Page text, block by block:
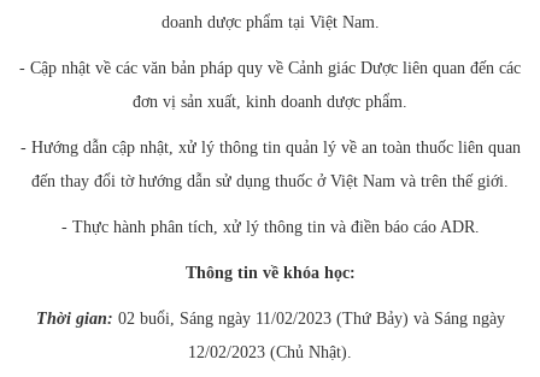
CỰU NGƯỜI HỌC
doanh dược phẩm tại Việt Nam.
- Cập nhật về các văn bản pháp quy về Cảnh giác Dược liên quan đến các
đơn vị sản xuất, kinh doanh dược phẩm.
- Hướng dẫn cập nhật, xử lý thông tin quản lý về an toàn thuốc liên quan
đến thay đổi tờ hướng dẫn sử dụng thuốc ở Việt Nam và trên thế giới.
- Thực hành phân tích, xử lý thông tin và điền báo cáo ADR.
Thông tin về khóa học:
Thời gian: 02 buổi, Sáng ngày 11/02/2023 (Thứ Bảy) và Sáng ngày
12/02/2023 (Chủ Nhật).